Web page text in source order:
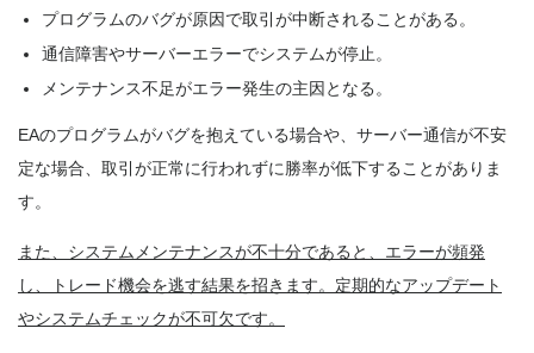
プログラムのバグが原因で取引が中断されることがある。
通信障害やサーバーエラーでシステムが停止。
メンテナンス不足がエラー発生の主因となる。
EAのプログラムがバグを抱えている場合や、サーバー通信が不安
定な場合、取引が正常に行われずに勝率が低下することがありま
す。
また、システムメンテナンスが不十分であると、エラーが頻発
し、トレード機会を逃す結果を招きます。定期的なアップデート
やシステムチェックが不可欠です。